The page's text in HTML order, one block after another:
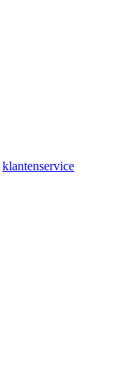
klantenservice